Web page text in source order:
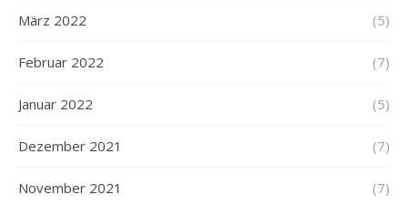
März 2022 (5)
Februar 2022 (7)
Januar 2022 (5)
Dezember 2021 (7)
November 2021 (7)